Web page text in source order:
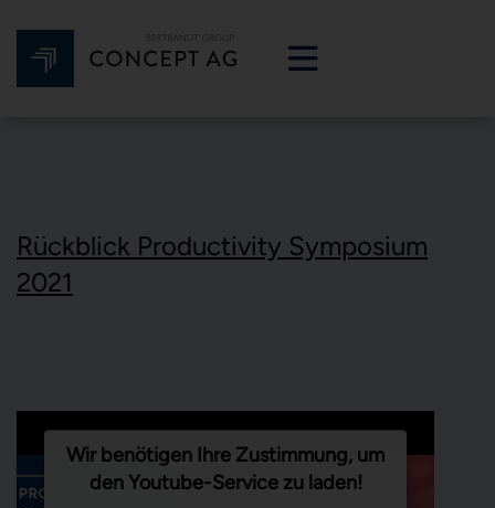
Rückblick Productivity Symposium
2021
Wir benötigen Ihre Zustimmung, um
den Youtube-Service zu laden!